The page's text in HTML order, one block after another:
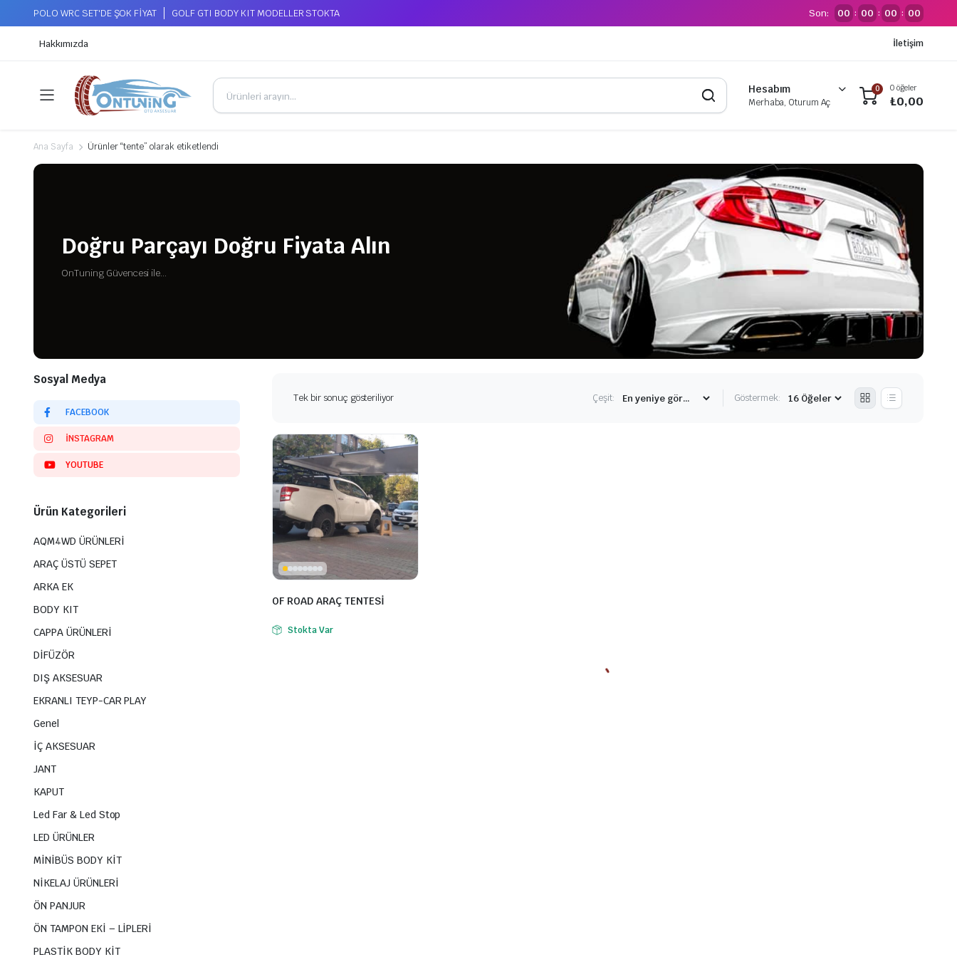
POLO WRC SET'DE ŞOK FİYAT GOLF GTI BODY KIT MODELLER STOKTA Son: 00 : 00 : 00 : 00
Hakkımızda İletişim
Hesabım
Merhaba, Oturum Aç
0 0 öğeler
₺0,00
Ana Sayfa Ürünler “tente” olarak etiketlendi
Doğru Parçayı Doğru Fiyata Alın
OnTuning Güvencesi ile...
Tek bir sonuç gösteriliyor Çeşit: Göstermek:
OF ROAD ARAÇ TENTESİ
Stokta Var
Sosyal Medya
FACEBOOK
INSTAGRAM
YOUTUBE
Ürün Kategorileri
AQM4WD ÜRÜNLERİ
ARAÇ ÜSTÜ SEPET
ARKA EK
BODY KIT
CAPPA ÜRÜNLERİ
DİFÜZÖR
DIŞ AKSESUAR
EKRANLI TEYP-CAR PLAY
Genel
İÇ AKSESUAR
JANT
KAPUT
Led Far & Led Stop
LED ÜRÜNLER
MİNİBÜS BODY KİT
NİKELAJ ÜRÜNLERİ
ÖN PANJUR
ÖN TAMPON EKİ – LİPLERİ
PLASTİK BODY KİT